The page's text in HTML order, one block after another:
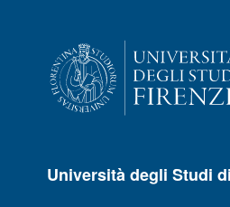
Università degli Studi